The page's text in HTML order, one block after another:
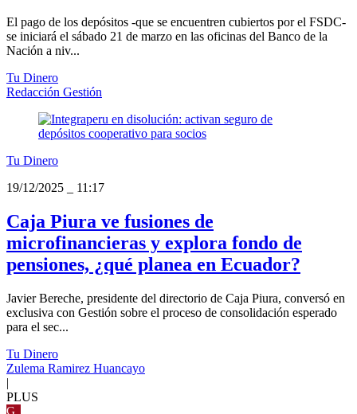
El pago de los depósitos -que se encuentren cubiertos por el FSDC-
se iniciará el sábado 21 de marzo en las oficinas del Banco de la
Nación a niv...
Tu Dinero
Redacción Gestión
Tu Dinero
19/12/2025
11:17
Caja Piura ve fusiones de
microfinancieras y explora fondo de
pensiones, ¿qué planea en Ecuador?
Javier Bereche, presidente del directorio de Caja Piura, conversó en
exclusiva con Gestión sobre el proceso de consolidación esperado
para el sec...
Tu Dinero
Zulema Ramirez Huancayo
|
PLUS
G